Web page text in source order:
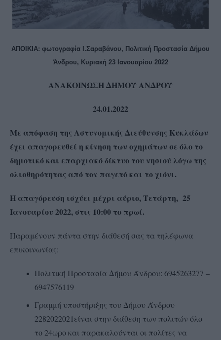
ΑΠΟΙΚΙΑ: φωτογραφία Ι.Σαραβάνου, Πολιτική Προστασία Δήμου
Άνδρου, Κυριακή 23 Ιανουαρίου 2022
ΑΝΑΚΟΙΝΩΣΗ ΔΗΜΟΥ ΑΝΔΡΟΥ
24.01.2022
Με απόφαση της Αστυνομικής Διεύθυνσης Κυκλάδων
έχει απαγορευθεί η κίνηση των οχημάτων σε όλο το
δημοτικό και επαρχιακό δίκτυο του νησιού λόγω της
ολισθηρότητας από τον παγετό και το χιόνι.
Η απαγόρευση ισχύει μέχρι αύριο, Τετάρτη, 25
Ιανουαρίου 2022, στις 10:00 το πρωί.
Παραμένουν πάντα στην διάθεσή σας τα τηλέφωνα
επικοινωνίας:
Πολιτική Προστασία Δήμου Άνδρου: 6945263277 –
6947576119
Γραμμή υποστήριξης του Δήμου Άνδρου
2282022021είναι στην διάθεση των πολιτών όλο
το 24ωρο και παρακαλούνται οι πολίτες να